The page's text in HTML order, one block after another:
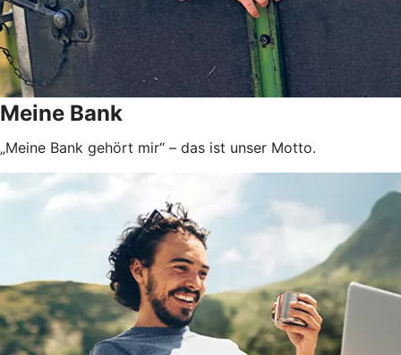
Meine Bank
„Meine Bank gehört mir“ – das ist unser Motto.